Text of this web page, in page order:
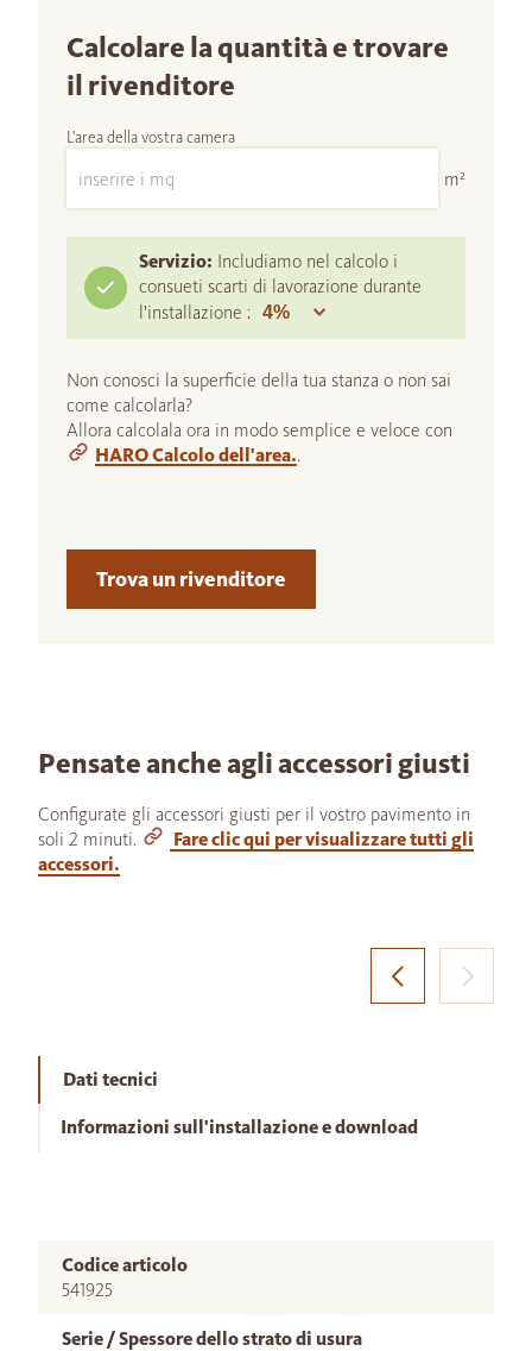
Calcolare la quantità e trovare
il rivenditore
L'area della vostra camera
m²
Servizio: Includiamo nel calcolo i
consueti scarti di lavorazione durante
l'installazione :
Non conosci la superficie della tua stanza o non sai
come calcolarla?
Allora calcolala ora in modo semplice e veloce con
HARO Calcolo dell'area..
Trova un rivenditore
Pensate anche agli accessori giusti
Configurate gli accessori giusti per il vostro pavimento in
soli 2 minuti.
Fare clic qui per visualizzare tutti gli
accessori.
Dati tecnici
Informazioni sull'installazione e download
Codice articolo
541925
Serie / Spessore dello strato di usura